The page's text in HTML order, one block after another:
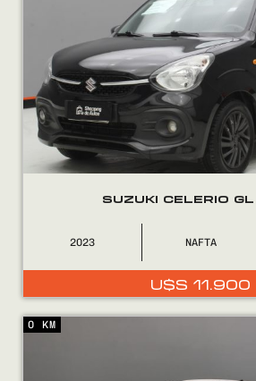
SUZUKI CELERIO
2023 NAFTA
U$S 11.900
0 KM